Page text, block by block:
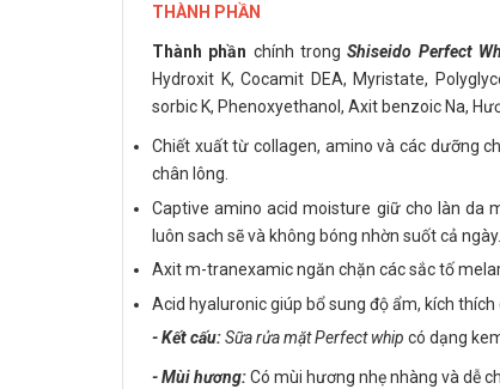
THÀNH PHẦN
Thành phần chính trongShiseido Perfect
Hydroxit K, Cocamit DEA, Myristate,
sorbic K, Phenoxyethanol, Axit benzoic Na,
Chiết xuất từ collagen, amino và các dưỡng
chân lông.
Captive amino acid moisture giữ cho làn da
luôn sach sẽ và không bóng nhờn suốt cả ngày.
Axit m-tranexamic ngăn chặn các sắc tố
Acid hyaluronic giúp bổ sung độ ẩm, kích
- Kết cấu:Sữa rửa mặt Perfect whip có dạng
- Mùi hương:Có mùi hương nhẹ nhàng và dễ